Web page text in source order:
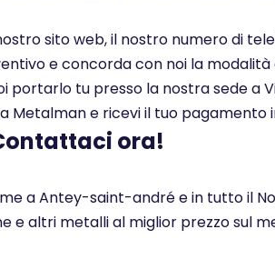
sito web, il nostro numero di
e concorda con noi la
portarlo tu presso la nostra sede a
Metalman e ricevi il tuo
ora!
a Antey-saint-andré e in tutto il
e altri metalli al miglior prezzo sul